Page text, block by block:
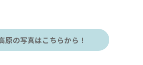
原の写真はこちらから！